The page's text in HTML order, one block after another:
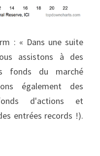
: « Dans une suite
assistons à des
fonds du marché
également des
d'actions et
entrées records !).